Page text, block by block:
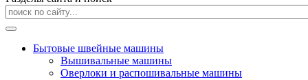
Бытовые швейные машины
Вышивальные машины
Оверлоки и распошивальные машины